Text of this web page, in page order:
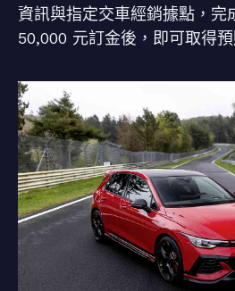
資訊與指定交車經銷據點，完
50,000 元訂金後，即可取得預